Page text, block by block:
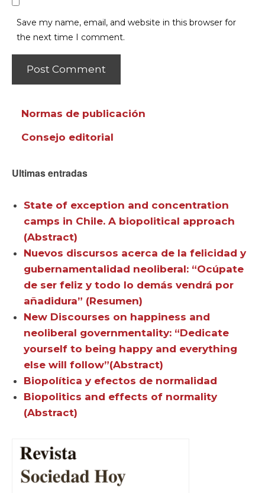
Save my name, email, and website in this browser for
the next time I comment.
Normas de publicación
Consejo editorial
Ultimas entradas
State of exception and concentration
camps in Chile. A biopolitical approach
(Abstract)
Nuevos discursos acerca de la felicidad y
gubernamentalidad neoliberal: “Ocúpate
de ser feliz y todo lo demás vendrá por
añadidura” (Resumen)
New Discourses on happiness and
neoliberal governmentality: “Dedicate
yourself to being happy and everything
else will follow”(Abstract)
Biopolítica y efectos de normalidad
Biopolitics and effects of normality
(Abstract)